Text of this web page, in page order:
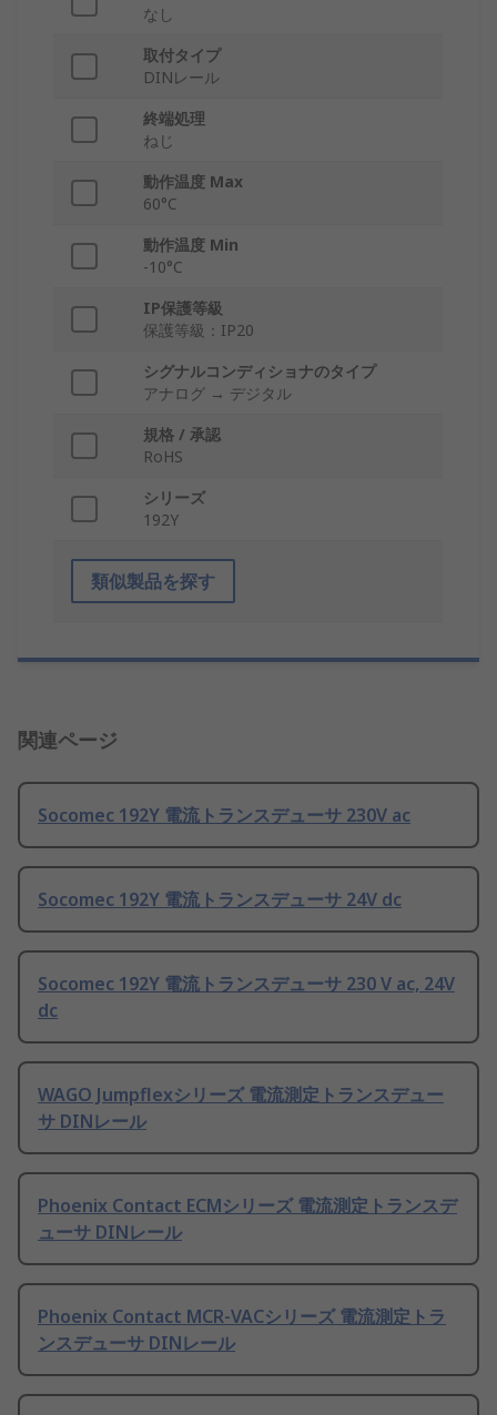
なし
取付タイプ
DINレール
終端処理
ねじ
動作温度 Max
60°C
動作温度 Min
-10°C
IP保護等級
保護等級：IP20
シグナルコンディショナのタイプ
アナログ → デジタル
規格 / 承認
RoHS
シリーズ
192Y
類似製品を探す
関連ページ
Socomec 192Y 電流トランスデューサ 230V ac
Socomec 192Y 電流トランスデューサ 24V dc
Socomec 192Y 電流トランスデューサ 230 V ac, 24V
dc
WAGO Jumpflexシリーズ 電流測定トランスデュー
サ DINレール
Phoenix Contact ECMシリーズ 電流測定トランスデ
ューサ DINレール
Phoenix Contact MCR-VACシリーズ 電流測定トラ
ンスデューサ DINレール